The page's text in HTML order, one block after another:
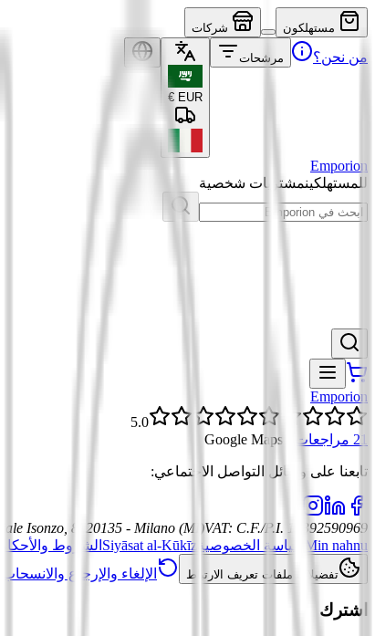
مستهلكون شركات
من نحن؟ مرشحات
EUR
€
Emporion
للمستهلكينمشتريات شخصية
Emporion
5.0
21 مراجعات
Google Maps
تابعنا على وسائل التواصل الاجتماعي:
Viale Isonzo, 8, 20135 - Milano (MI)VAT: C.F./P.I. 12392590969
Min nahnu
سياسة الخصوصية Siyāsat al-Kūkīz الشروط والأحكام
تفضيلات ملفات تعريف الارتباط الإلغاء والإرجاع والانسحاب
اشترك